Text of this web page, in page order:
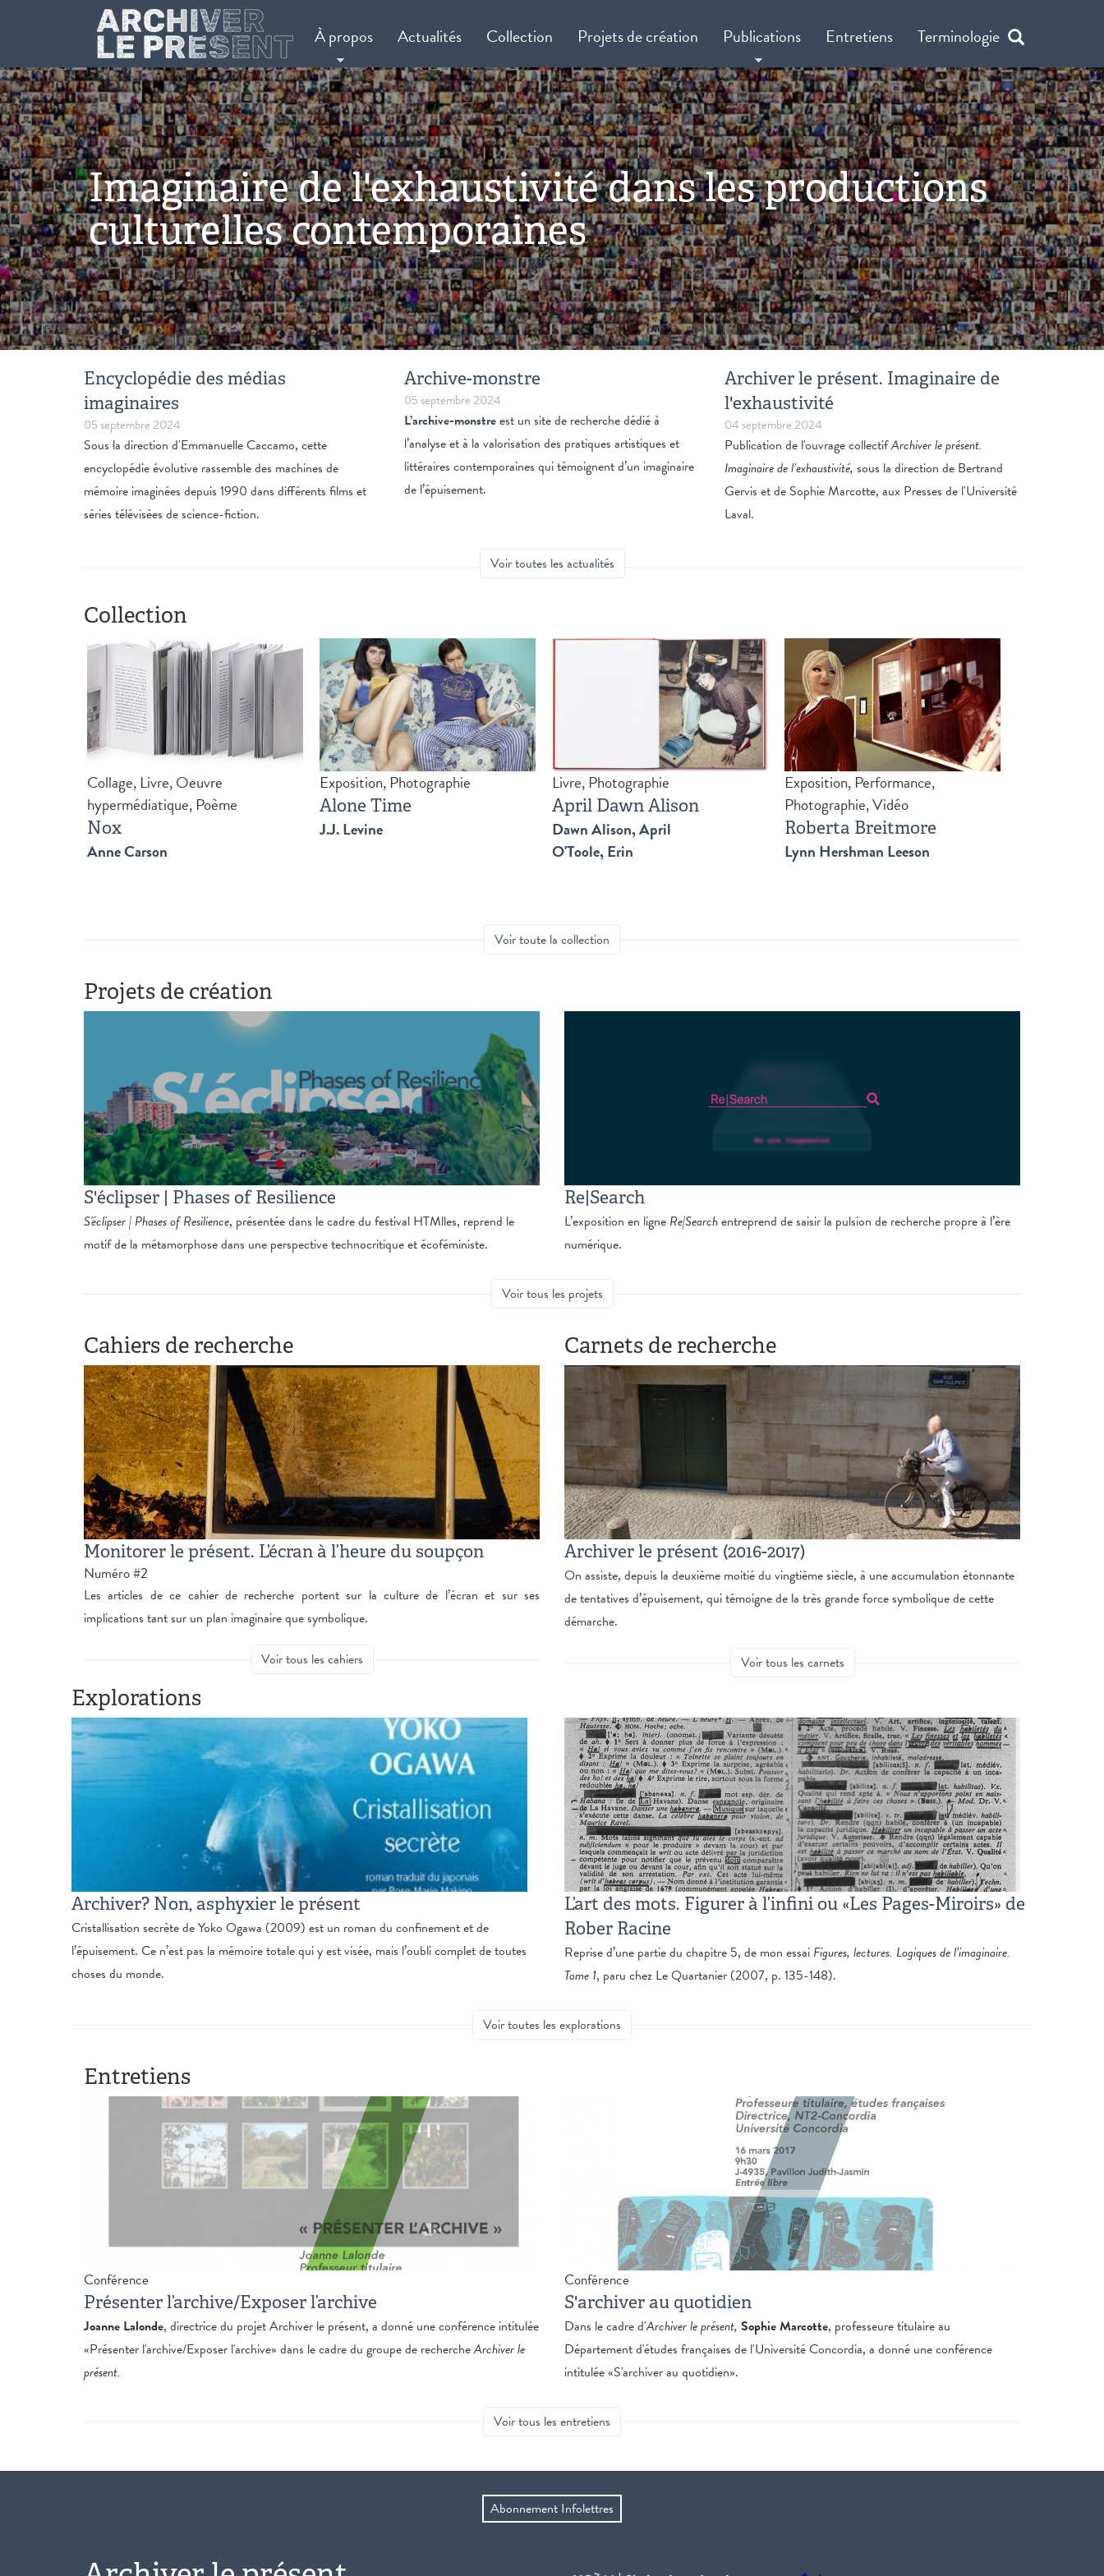
Aller au contenu principal
À propos Actualités Collection Projets de création Publications Entretiens Terminologie
Imaginaire de l'exhaustivité dans les productions
culturelles contemporaines
Encyclopédie des médias
imaginaires
05 septembre 2024
Sous la direction d'Emmanuelle Caccamo, cette
encyclopédie évolutive rassemble des machines de
mémoire imaginées depuis 1990 dans différents films et
séries télévisées de science-fiction.
Archive-monstre
05 septembre 2024
L’archive-monstreest un site de recherche dédié à
l’analyse et à la valorisation des pratiques artistiques et
littéraires contemporaines qui témoignent d’un imaginaire
de l’épuisement.
Archiver le présent. Imaginaire de
l'exhaustivité
04 septembre 2024
Publication de l'ouvrage collectifArchiver le présent.
Imaginaire de l’exhaustivité, sous la direction de Bertrand
Gervis et de Sophie Marcotte, aux Presses de l'Université
Laval.
Voir toutes les actualités
Collection
Collage, Livre, Oeuvre
hypermédiatique, Poème
Nox
Anne Carson
Exposition, Photographie
Alone Time
J.J. Levine
Livre, Photographie
April Dawn Alison
Dawn Alison, April
O'Toole, Erin
Exposition, Performance,
Photographie, Vidéo
Roberta Breitmore
Lynn Hershman Leeson
Voir toute la collection
Projets de création
S'éclipser | Phases of Resilience
S'éclipser | Phases of Resilience, présentée dans le cadre du festival HTMlles, reprend le
motif de la métamorphose dans une perspective technocritique et écoféministe.
Re|Search
L’exposition en ligne Re|Searchentreprend de saisir la pulsion de recherche propre à l’ère
numérique.
Voir tous les projets
Cahiers de recherche
Monitorer le présent. L’écran à l’heure du soupçon
Numéro #2
Les articles de ce cahier de recherche portent sur la culture de l’écran et sur ses
implications tant sur un plan imaginaire que symbolique.
Voir tous les cahiers
Carnets de recherche
Archiver le présent (2016-2017)
On assiste, depuis la deuxième moitié du vingtième siècle, à une accumulation étonnante
de tentatives d’épuisement, qui témoigne de la très grande force symbolique de cette
démarche.
Voir tous les carnets
Explorations
Archiver? Non, asphyxier le présent
Cristallisation secrète de Yoko Ogawa (2009) est un roman du confinement et de
l’épuisement. Ce n’est pas la mémoire totale qui y est visée, mais l’oubli complet de toutes
choses du monde.
L’art des mots. Figurer à l’infini ou «Les Pages-Miroirs» de
Rober Racine
Reprise d’une partie du chapitre 5, de mon essai Figures, lectures. Logiques de l’imaginaire.
Tome 1, paru chez Le Quartanier (2007, p. 135-148).
Voir toutes les explorations
Entretiens
Conférence
Présenter l’archive/Exposer l’archive
Joanne Lalonde, directricedu projet Archiver le présent, a donné une conférence intitulée
«Présenter l'archive/Exposer l'archive» dans le cadre du groupe de rechercheArchiver le
présent.
Conférence
S'archiver au quotidien
Dans le cadre d'Archiver le présent, Sophie Marcotte, professeure titulaire au
Département d'études françaises de l'Université Concordia, a donné une conférence
intitulée «S'archiver au quotidien».
Voir tous les entretiens
Abonnement Infolettres